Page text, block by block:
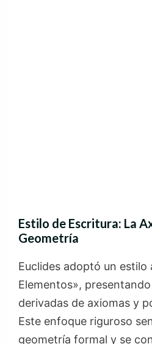
Estilo de Escritura: La
Geometría
Euclides adoptó un estilo
Elementos»,
derivadas de axiomas y
Este enfoque riguroso
geometría formal y se